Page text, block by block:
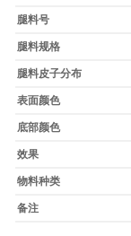
腿料号
腿料规格
腿料皮子分布
表面颜色
底部颜色
效果
物料种类
备注